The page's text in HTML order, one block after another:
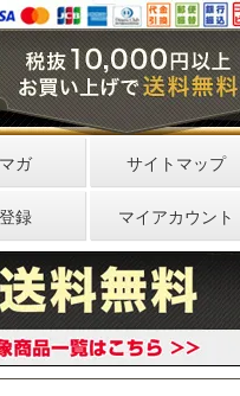
ガ サイトマップ
録 マイアカウント